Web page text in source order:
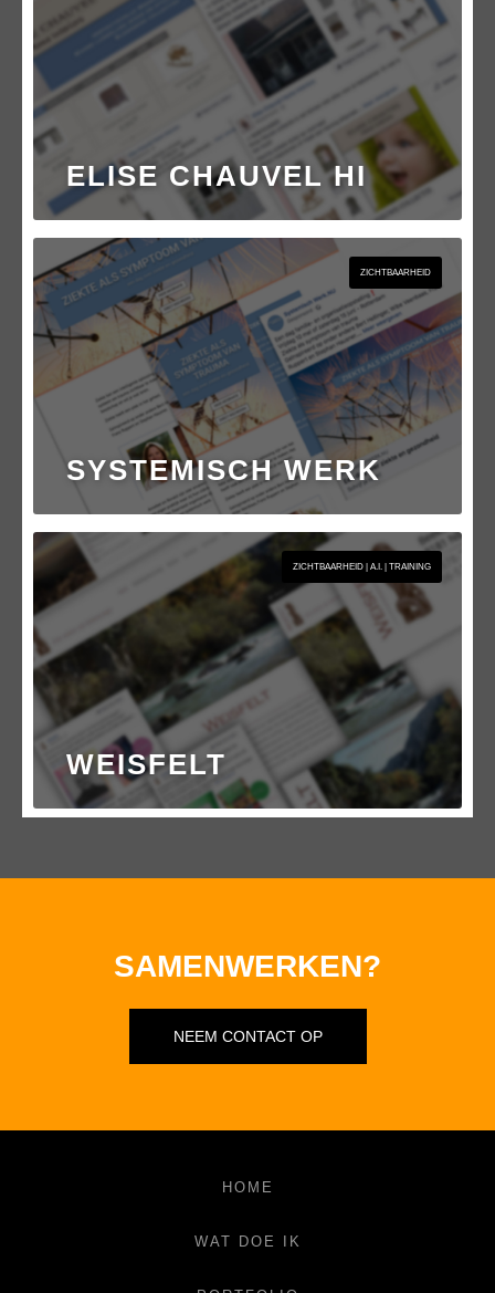
ELISE CHAUVEL HI
ZICHTBAARHEID
SYSTEMISCH WERK
ZICHTBAARHEID | A.I. | TRAINING
WEISFELT
SAMENWERKEN?
NEEM CONTACT OP
HOME
WAT DOE IK